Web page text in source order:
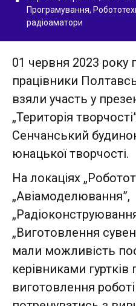
Програмування,
радіоаматори
01 червня 2023 року
працівники
взяли участь у
„Територія
Сенчанський
юнацької творчості.
На локаціях
„Авіамоделювання”,
„Виготовлення
мали можливість
керівниками
виготовлення